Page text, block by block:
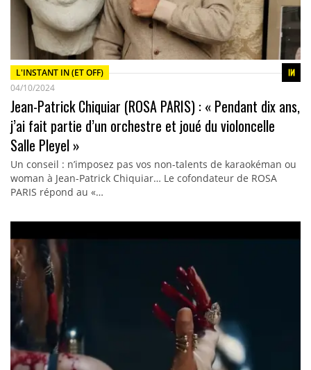
L'INSTANT IN (ET OFF)
04/10/2024
Jean-Patrick Chiquiar (ROSA PARIS) : « Pendant dix ans,
j’ai fait partie d’un orchestre et joué du violoncelle
Salle Pleyel »
Un conseil : n’imposez pas vos non-talents de karaokéman ou
woman à Jean-Patrick Chiquiar… Le cofondateur de ROSA
PARIS répond au «…